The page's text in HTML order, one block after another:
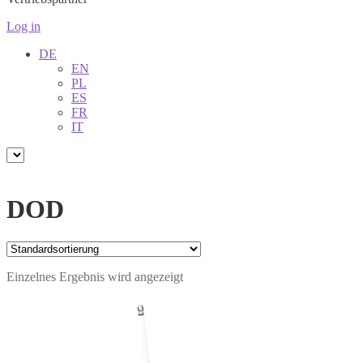
Log in
DE
EN
PL
ES
FR
IT
DOD
Einzelnes Ergebnis wird angezeigt